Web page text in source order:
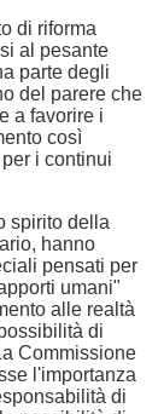
di riforma
al pesante
parte degli
del parere che
a favorire i
così
i continui
spirito della
hanno
pensati per
umani"
alle realtà
di
Commissione
l'importanza
di